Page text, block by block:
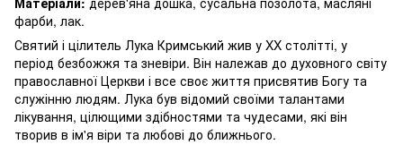
фарби, лак.
Святий і цілитель Лука Кримський жив у XX столітті, у
період безбожжя та зневіри. Він належав до духовного світу
православної Церкви і все своє життя присвятив Богу та
служінню людям. Лука був відомий своїми талантами
лікування, цілющими здібностями та чудесами, які він
творив в ім'я віри та любові до ближнього.